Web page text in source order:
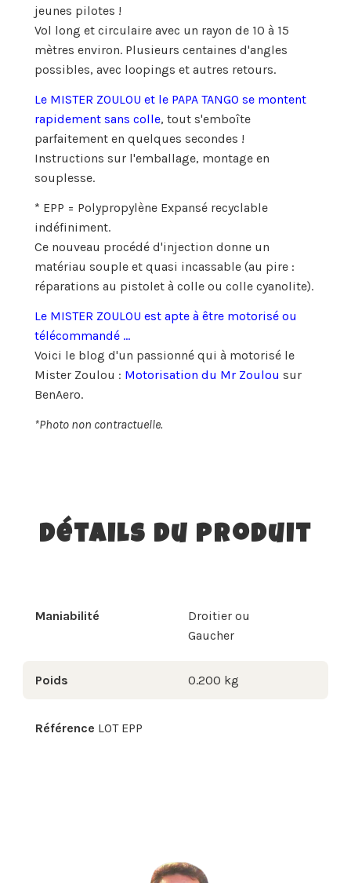
jeunes pilotes !
Vol long et circulaire avec un rayon de 10 à 15
mètres environ. Plusieurs centaines d'angles
possibles, avec loopings et autres retours.
Le MISTER ZOULOU et le PAPA TANGO se montent
rapidement sans colle, tout s'emboîte
parfaitement en quelques secondes !
Instructions sur l'emballage, montage en
souplesse.
* EPP = Polypropylène Expansé recyclable
indéfiniment.
Ce nouveau procédé d'injection donne un
matériau souple et quasi incassable (au pire :
réparations au pistolet à colle ou colle cyanolite).
Le MISTER ZOULOU est apte à être motorisé ou
télécommandé ...
Voici le blog d'un passionné qui à motorisé le
Mister Zoulou : Motorisation du Mr Zoulou sur
BenAero.
*Photo non contractuelle.
Détails du produit
Maniabilité
Droitier ou
Gaucher
Poids 0.200 kg
Référence LOT EPP